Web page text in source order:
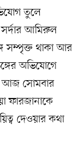
তুলে
আমিরুল
সম্পৃক্ত থাকা আর
অভিযোগে
আজ সোমবার
ফারজানাকে
দেওয়ার কথা